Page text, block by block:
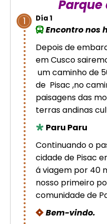
Cusco –
estrelas | Machu
Excursão de
Cusco: Machu
estrelas
1 Día 1
Encontro nos
Depois de
em Cusco
um caminho de
de Pisac ,no
paisagens das
terras andinas
Paru Paru
Continuando o
cidade de Pisac
á viagem por 40
nosso primeiro
comunidade de
Bem-vindo.